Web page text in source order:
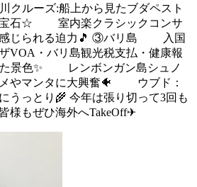
ルーズ:船上から見たブダペスト
宝石☆ 室内楽クラシックコンサ
感じられる迫力🎵 ③バリ島 入国
VOA・バリ島観光税支払・健康報
景色✨ レンボンガン島シュノ
メやマンタに大興奮🐠 ウブド：
うっとり🌾 今年は張り切って3回も
様もぜひ海外へTakeOff✈